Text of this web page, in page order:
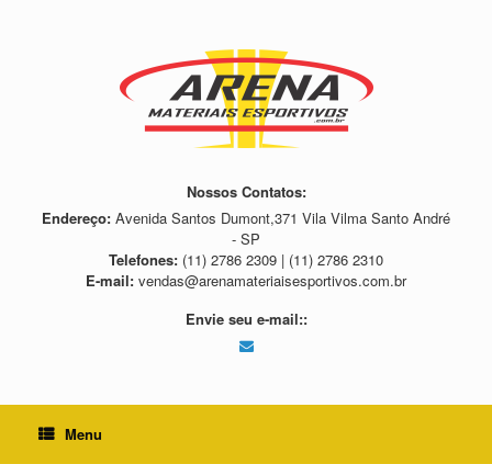
Nossos Contatos:
Endereço: Avenida Santos Dumont,371 Vila Vilma Santo André
- SP
Telefones: (11) 2786 2309 | (11) 2786 2310
E-mail: vendas@arenamateriaisesportivos.com.br
Envie seu e-mail::
Menu